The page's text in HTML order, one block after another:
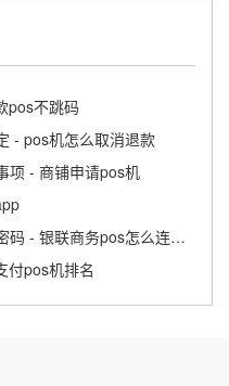
pos不跳码
- pos机怎么取消退款
项 - 商铺申请pos机
银联商务POS机如何设置刷卡密码 - 银联商务pos怎么连接无线
付pos机排名